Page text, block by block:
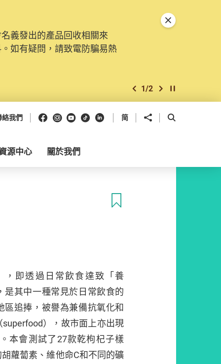
義發出的產品回收相關來
如有疑問，請致電防騙易熱
上一個
1/2 下一個開始/暫停幻燈
關閉特別通告
絡我們 Facebook
Instagram
Youtube
抖音領英 简 分享到 開啟搜尋框
源中心 關於我們
即透過日常飲食達致「養
其中一種常見於日常飲食的
追捧，被譽為兼備抗氧化和
），故市面上亦出現
本會測試了27款乾枸杞子樣
蘿蔔素、維他命C和不同的礦